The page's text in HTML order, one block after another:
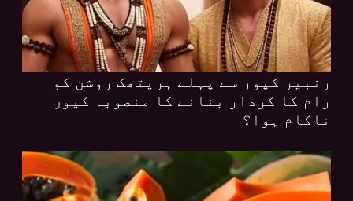
رنبیر کپور سے پہلے ہریتھک روشن کو
رام کا کردار بنانے کا منصوبہ کیوں
ناکام ہوا؟